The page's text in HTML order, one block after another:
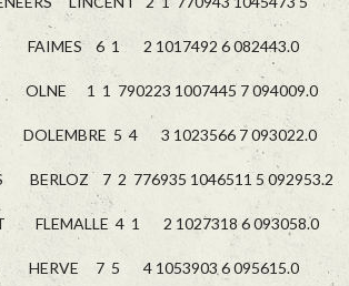
FAIMES 6 1 2 1017492 6 082443.0
OLNE 1 1 790223 1007445 7 094009.0
DOLEMBRE 5 4 3 1023566 7 093022.0
BERLOZ 7 2 776935 1046511 5 092953.2
FLEMALLE 4 1 2 1027318 6 093058.0
HERVE 7 5 4 1053903 6 095615.0